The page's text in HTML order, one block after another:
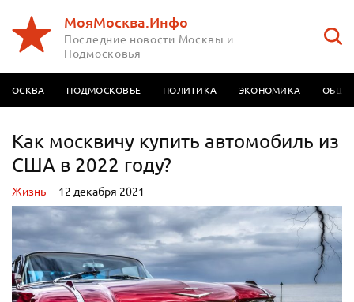
МояМосква.Инфо
Последние новости Москвы и
Подмосковья
МОСКВА ПОДМОСКОВЬЕ ПОЛИТИКА ЭКОНОМИКА
Как москвичу купить автомобиль из
США в 2022 году?
Жизнь 12 декабря 2021